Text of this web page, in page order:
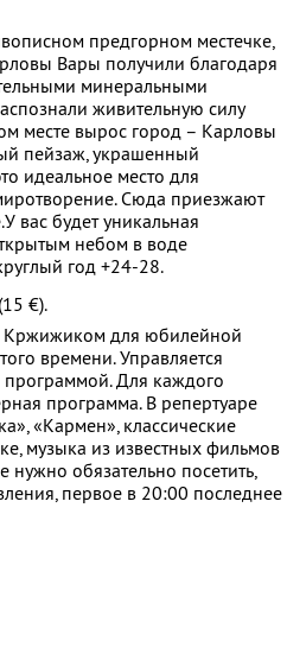
предгорном местечке,
Вары получили благодаря
минеральными
живительную силу
месте вырос город – Карловы
пейзаж, украшенный
идеальное место для
Сюда приезжают
вас будет уникальная
небом в воде
год +24-28.
€).
Кржижиком для юбилейной
времени. Управляется
Для каждого
программа. В репертуаре
«Кармен», классические
музыка из известных фильмов
обязательно посетить,
первое в 20:00 последнее